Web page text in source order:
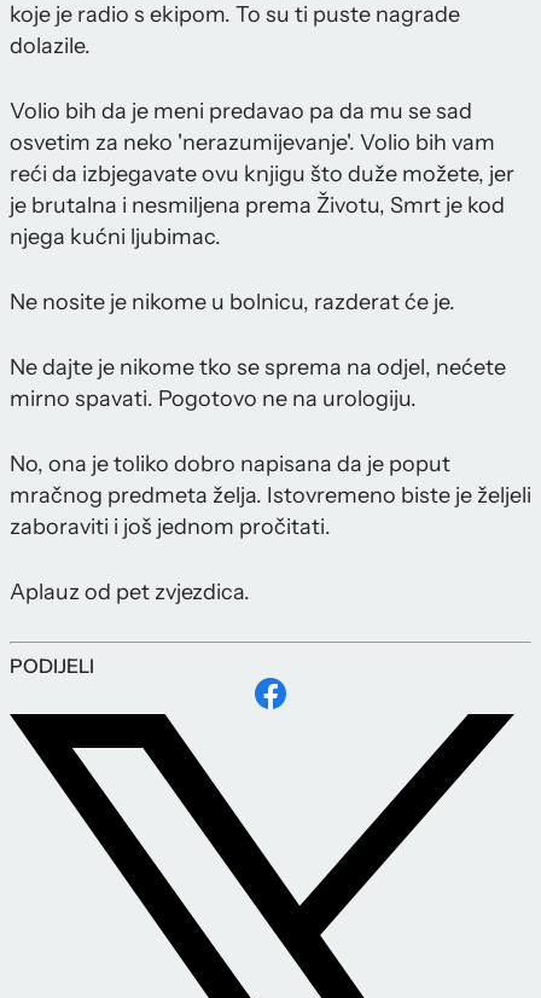
koje je radio s ekipom. To su ti puste nagrade
dolazile.
Volio bih da je meni predavao pa da mu se sad
osvetim za neko 'nerazumijevanje'. Volio bih vam
reći da izbjegavate ovu knjigu što duže možete, jer
je brutalna i nesmiljena prema Životu, Smrt je kod
njega kućni ljubimac.
Ne nosite je nikome u bolnicu, razderat će je.
Ne dajte je nikome tko se sprema na odjel, nećete
mirno spavati. Pogotovo ne na urologiju.
No, ona je toliko dobro napisana da je poput
mračnog predmeta želja. Istovremeno biste je željeli
zaboraviti i još jednom pročitati.
Aplauz od pet zvjezdica.
PODIJELI